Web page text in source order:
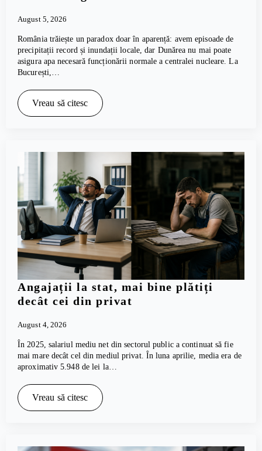
August 5, 2026
România trăiește un paradox doar în aparență: avem episoade de
precipitații record și inundații locale, dar Dunărea nu mai poate
asigura apa necesară funcționării normale a centralei nucleare. La
București,…
Vreau să citesc
Angajații la stat, mai bine plătiți
decât cei din privat
August 4, 2026
În 2025, salariul mediu net din sectorul public a continuat să fie
mai mare decât cel din mediul privat. În luna aprilie, media era de
aproximativ 5.948 de lei la…
Vreau să citesc